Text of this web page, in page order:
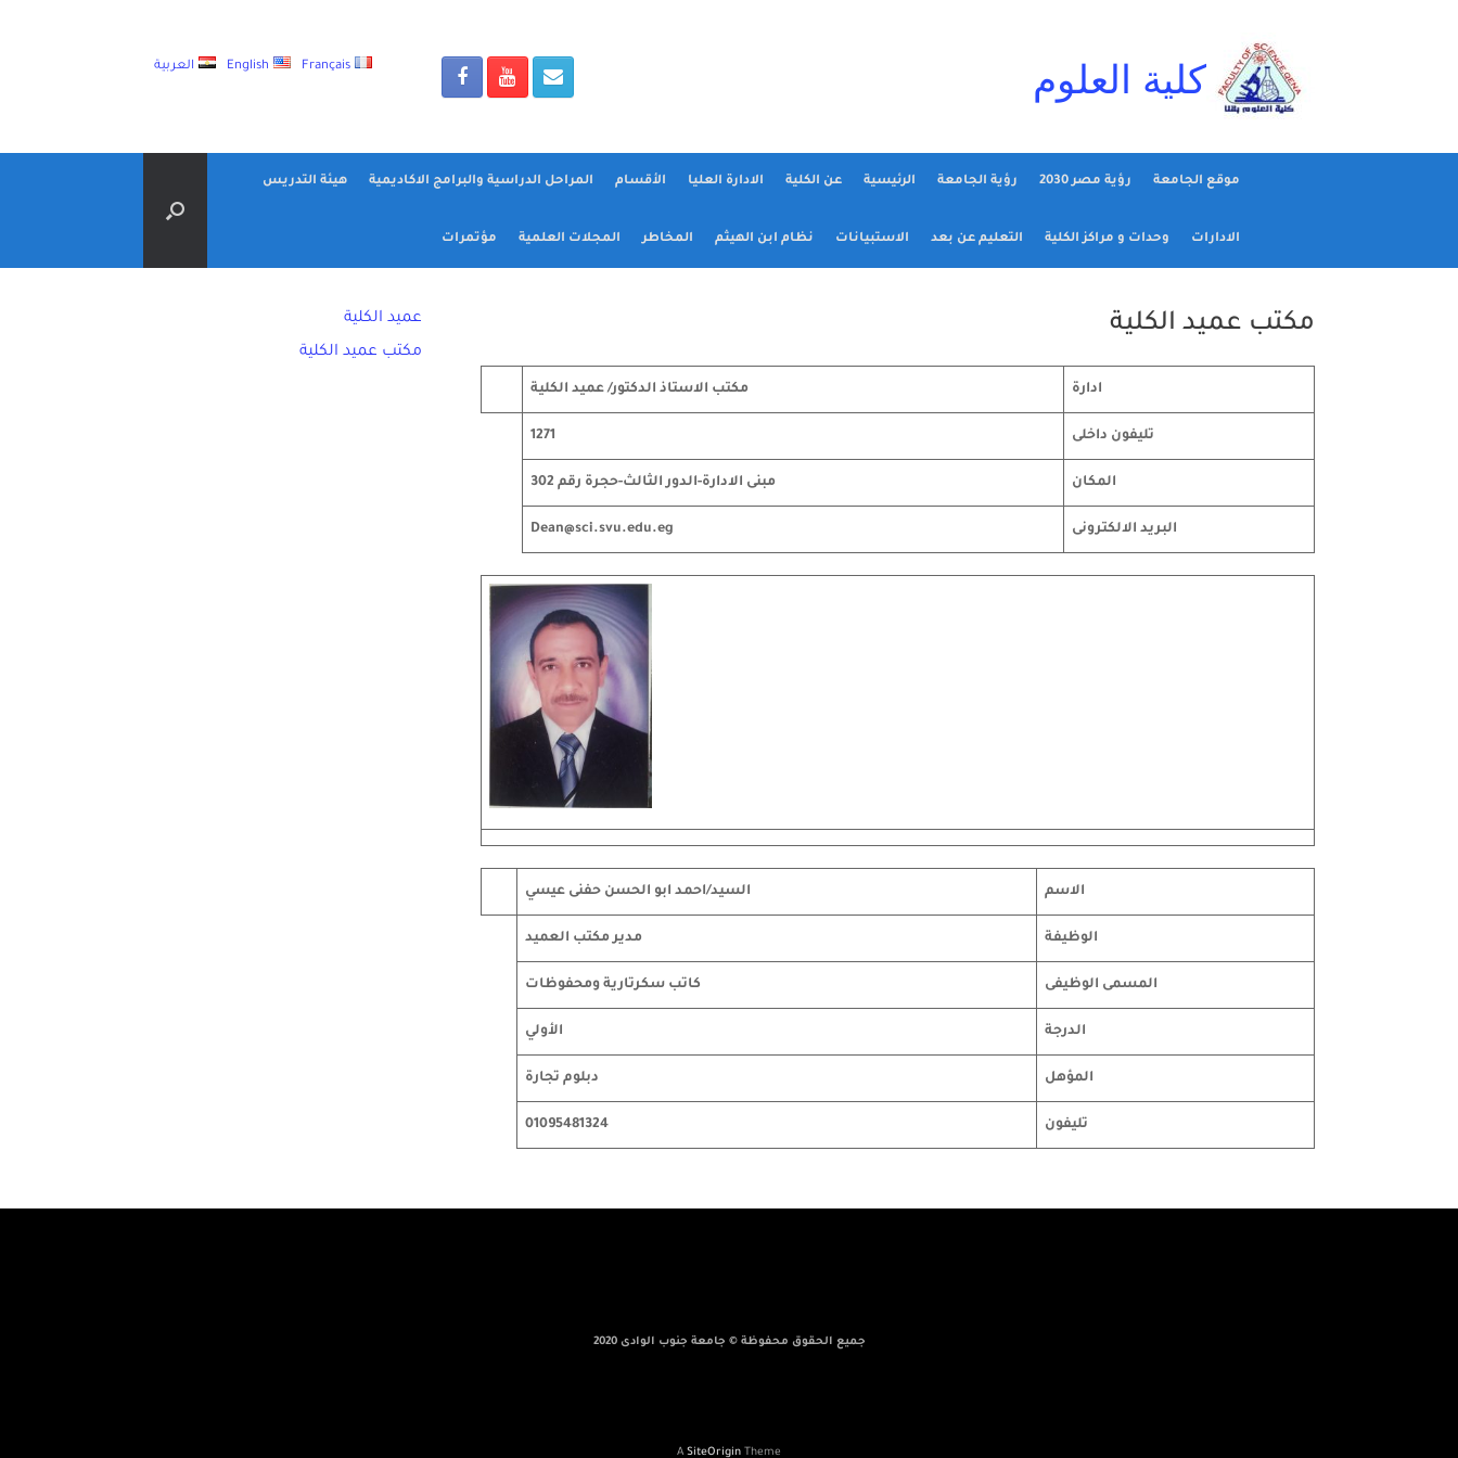
كلية العلوم العربية English Français
موقع الجامعة رؤية مصر 2030 رؤية الجامعة الرئيسية عن الكلية الادارة العليا الأقسام المراحل الدراسية والبرامج الاكاديمية هيئة التدريس
الادارات وحدات و مراكز الكلية التعليم عن بعد الاستبيانات نظام ابن الهيثم المخاطر المجلات العلمية مؤتمرات
مكتب عميد الكلية
ادارة مكتب الاستاذ الدكتور/ عميد الكلية
تليفون داخلى 1271
المكان مبنى الادارة-الدور الثالث-حجرة رقم 302
البريد الالكترونى Dean@sci.svu.edu.eg
الاسم السيد/احمد ابو الحسن حفنى عيسي
الوظيفة مدير مكتب العميد
المسمى الوظيفى كاتب سكرتارية ومحفوظات
الدرجة الأولي
المؤهل دبلوم تجارة
تليفون 01095481324
عميد الكلية
مكتب عميد الكلية
جميع الحقوق محفوظة © جامعة جنوب الوادى 2020
A SiteOrigin Theme